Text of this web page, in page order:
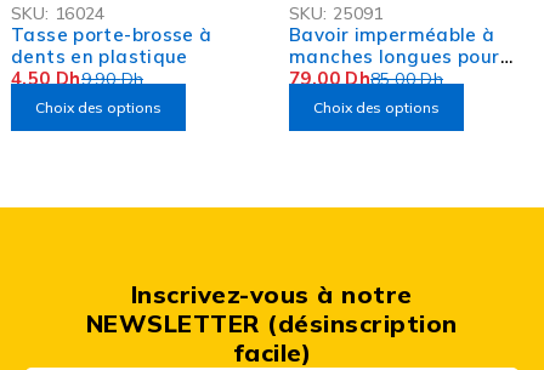
OFFRE FLASH
SKU: 16024
Tasse porte-brosse à
dents en plastique
9,90Dh
4,50 Dh
Choix des options
SKU: 25091
Bavoir imperméable à
manches longues pour
bébé
85,00Dh
79,00 Dh
Choix des options
Inscrivez-vous à notre
NEWSLETTER (désinscription
facile)